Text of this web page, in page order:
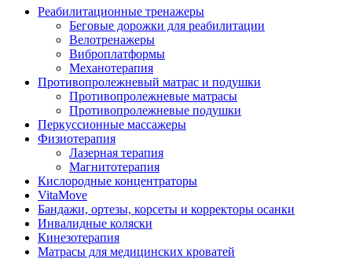
Реабилитационные тренажеры
Беговые дорожки для реабилитации
Велотренажеры
Виброплатформы
Механотерапия
Противопролежневый матрас и подушки
Противопролежневые матрасы
Противопролежневые подушки
Перкуссионные массажеры
Физиотерапия
Лазерная терапия
Магнитотерапия
Кислородные концентраторы
VitaMove
Бандажи, ортезы, корсеты и корректоры осанки
Инвалидные коляски
Кинезотерапия
Матрасы для медицинских кроватей